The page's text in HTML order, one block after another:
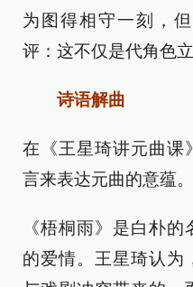
为图得相守一刻，
评：这不仅是代角色
诗语解曲
在《王星琦讲元曲课
言来表达元曲的意蕴。
《梧桐雨》是白朴
的爱情。王星琦认为